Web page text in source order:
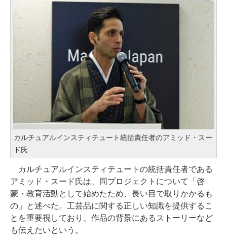
カルチュアルインスティテュート統括責任者のアミッド・スー
ド氏
カルチュアルインスティテュートの統括責任者である
アミッド・スード氏は、同プロジェクトについて「啓
蒙・教育活動として始めたため、長い目で取りかかるも
の」と述べた。工芸品に関する正しい知識を提供するこ
とを重要視しており、作品の背景にあるストーリーなど
も伝えたいという。